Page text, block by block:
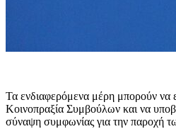
Τα ενδιαφερόμενα μέρη μπορούν να
Κοινοπραξία Συμβούλων και να
σύναψη συμφωνίας για την παροχή